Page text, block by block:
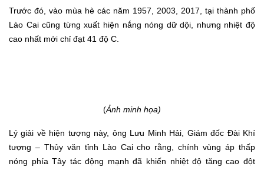
Trước đó, vào mùa hè các năm 1957, 2003, 2017, tại thành phố
Lào Cai cũng từng xuất hiện nắng nóng dữ dội, nhưng nhiệt độ
cao nhất mới chỉ đạt 41 độ C.
(Ảnh minh họa)
Lý giải về hiện tượng này, ông Lưu Minh Hải, Giám đốc Đài Khí
tượng – Thủy văn tỉnh Lào Cai cho rằng, chính vùng áp thấp
nóng phía Tây tác động mạnh đã khiến nhiệt độ tăng cao đột